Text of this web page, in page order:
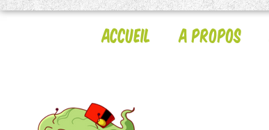
Accueil A Propos